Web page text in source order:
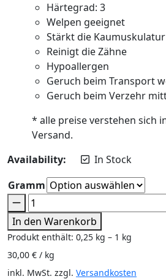
Härtegrad: 3
Welpen geeignet
Stärkt die Kaumuskulatur
Reinigt die Zähne
Hypoallergen
Geruch beim Transport
Geruch beim Verzehr
* alle preise verstehen sich
Versand.
Availability:
In Stock
Gramm
In den Warenkorb
Produkt enthält: 0,25 kg – 1 kg
30,00 € / kg
inkl. MwSt. zzgl. Versandkosten